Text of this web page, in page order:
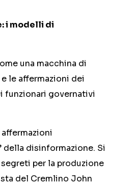
i modelli di
una macchina di
le affermazioni dei
funzionari governativi
della disinformazione. Si
per la produzione
del Cremlino John